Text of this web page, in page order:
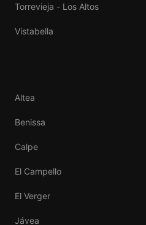
Torrevieja - Los Altos
Vistabella
Altea
Benissa
Calpe
El Campello
El Verger
Jávea